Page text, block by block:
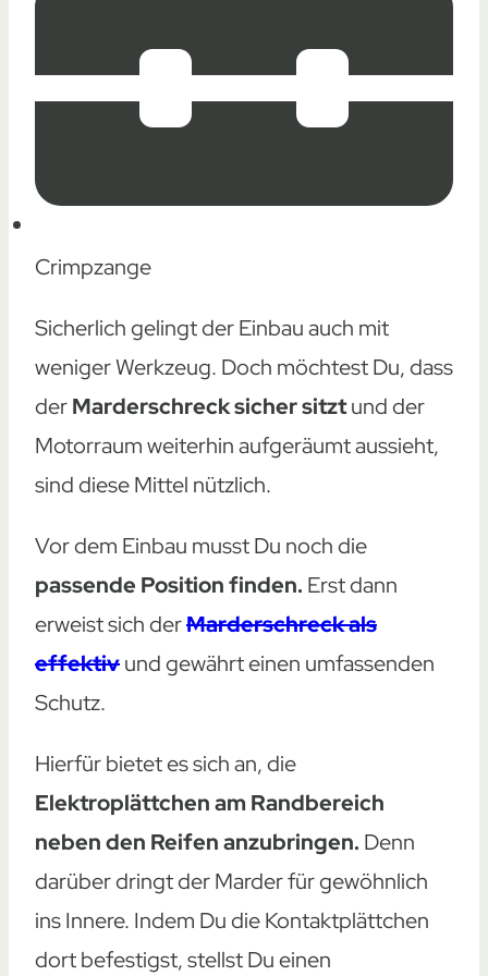
Crimpzange
Sicherlich gelingt der Einbau auch mit
weniger Werkzeug. Doch möchtest Du, dass
derMarderschreck sicher sitztund der
Motorraum weiterhin aufgeräumt aussieht,
sind diese Mittel nützlich.
Vor dem Einbau musst Du noch die
passende Position finden. Erst dann
erweist sich derMarderschreck als
effektivund gewährt einen umfassenden
Schutz.
Hierfür bietet es sich an, die
Elektroplättchen am Randbereich
neben den Reifen anzubringen. Denn
darüber dringt der Marder für gewöhnlich
ins Innere. Indem Du die Kontaktplättchen
dort befestigst, stellst Du einen